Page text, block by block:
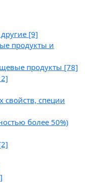
[9]
продукты и
продукты [78]
свойств, специи
более 50%)